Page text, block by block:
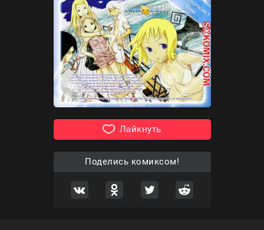
Лайкнуть
Поделись комиксом!